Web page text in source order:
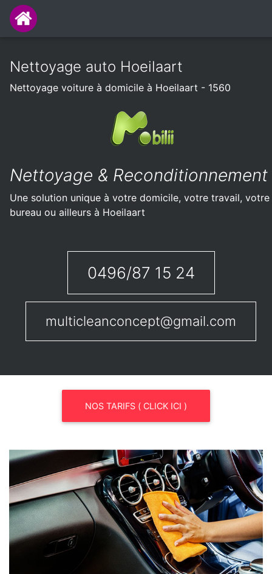
Nettoyage auto Hoeilaart
Nettoyage voiture à domicile à Hoeilaart - 1560
Nettoyage & Reconditionnement
Une solution unique à votre domicile, votre travail, votre
bureau ou ailleurs à Hoeilaart
0496/87 15 24
multicleanconcept@gmail.com
NOS TARIFS ( CLICK ICI )